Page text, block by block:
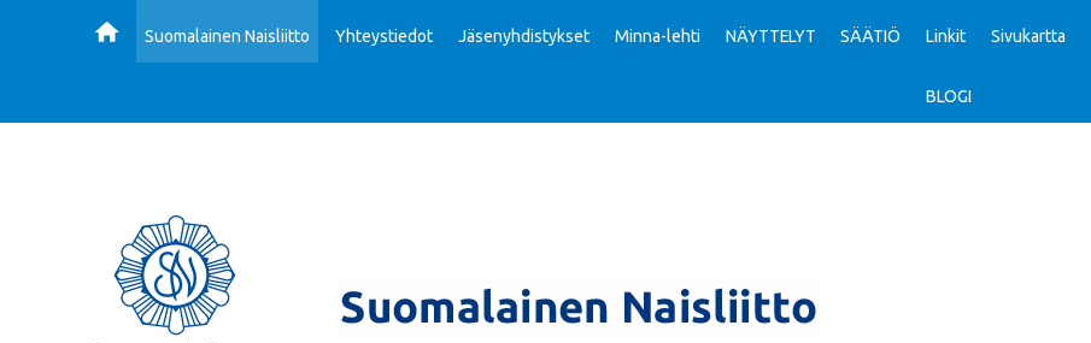
Suomalainen Naisliitto Yhteystiedot Jäsenyhdistykset Minna-lehti NÄYTTELYT SÄÄTIÖ Linkit Sivukartta
BLOGI